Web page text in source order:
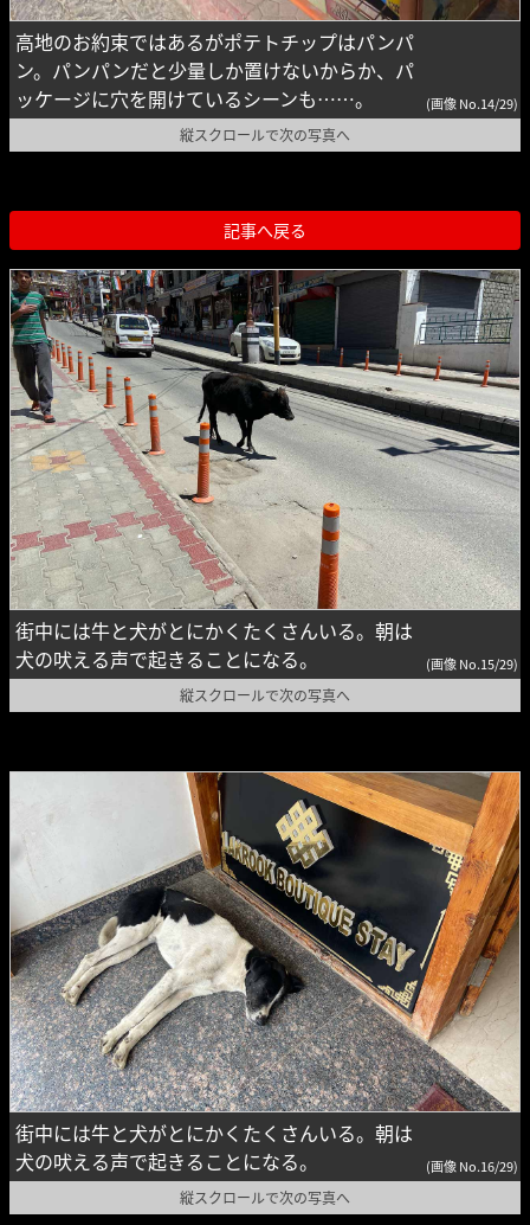
高地のお約束ではあるがポテトチップはパンパ
ン。パンパンだと少量しか置けないからか、パ
ッケージに穴を開けているシーンも……。
(画像 No.14/29)
縦スクロールで次の写真へ
記事へ戻る
街中には牛と犬がとにかくたくさんいる。朝は
犬の吠える声で起きることになる。
(画像 No.15/29)
縦スクロールで次の写真へ
街中には牛と犬がとにかくたくさんいる。朝は
犬の吠える声で起きることになる。
(画像 No.16/29)
縦スクロールで次の写真へ